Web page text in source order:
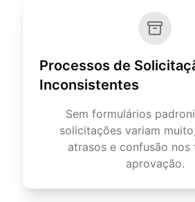
Processos de
Inconsistentes
Sem formulários
solicitações variam
atrasos e confusão nos
aprovação.